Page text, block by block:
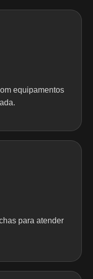
equipamentos
para atender